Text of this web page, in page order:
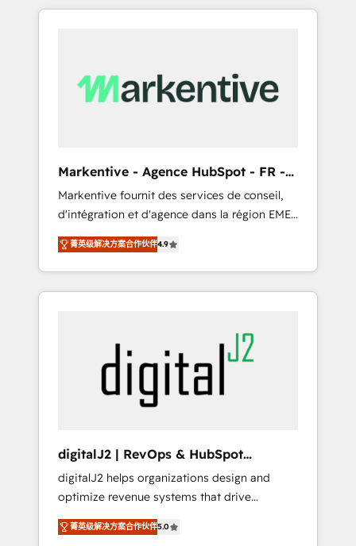
business - Reduce no-shows - Improve lead
client's are too busy to learn the ins-and-outs
of HubSpot. We give you a Personal
know what you don't know'
recommendations to maximize conversions!
OTF is an Elite Partner (top 1% of 6,500+
Partners) and was named 2023 HubSpot
Partner of the Year 💥 Trusted by 2,500+
companies to help them scale and close
more business, by using HubSpot (the right
www.onthefuze.com/hubspot-admin Contact
us to learn more!
Markentive - Agence HubSpot - FR -
EN
Markentive fournit des services de conseil,
d'intégration et d'agence dans la région EMEA
et North America. Avec plus de 115 experts en
marketing automation, Growth, Revops, CRM
et webdesign. Markentive is both a
consulting firm, a digital agency and an
webdesign (We focus on EMEA - USA
customers).
菁英级解决方案合作伙伴4.9
digitalJ2 | RevOps & HubSpot
Implementations
digitalJ2 helps organizations design and
optimize revenue systems that drive
scalable, predictable growth. As a triple-
accredited HubSpot Solutions Partner, we
菁英级解决方案合作伙伴5.0